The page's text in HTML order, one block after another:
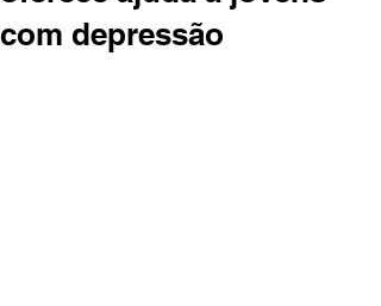
com depressão